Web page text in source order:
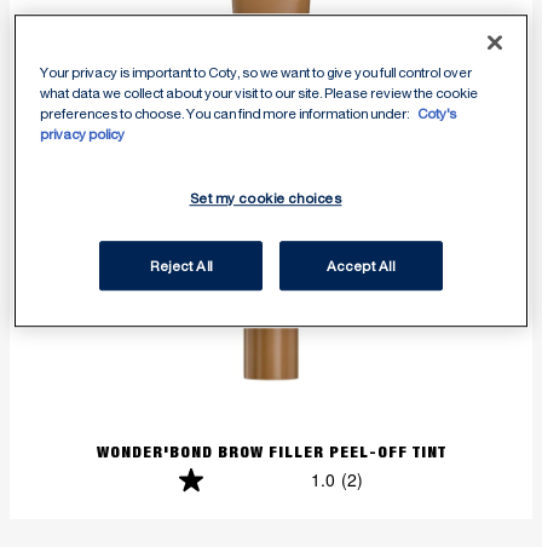
WONDER'BOND BROW FILLER PEEL-OFF TINT
1.0 (2)
1.0
Your privacy is important to Coty, so we want to give you full control over
what data we collect about your visit to our site. Please review the cookie
preferences to choose. You can find more information under:
Coty's
privacy policy
Set my cookie choices
Reject All Accept All